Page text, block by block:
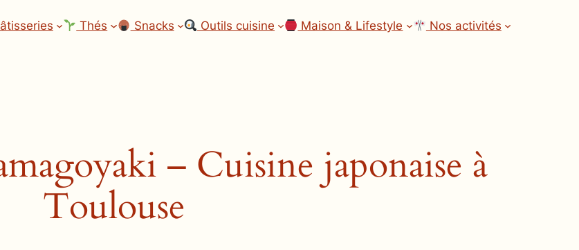
Thés Snacks Outils cuisine Maison & Lifestyle Nos activités
– Cuisine japonaise à
Toulouse